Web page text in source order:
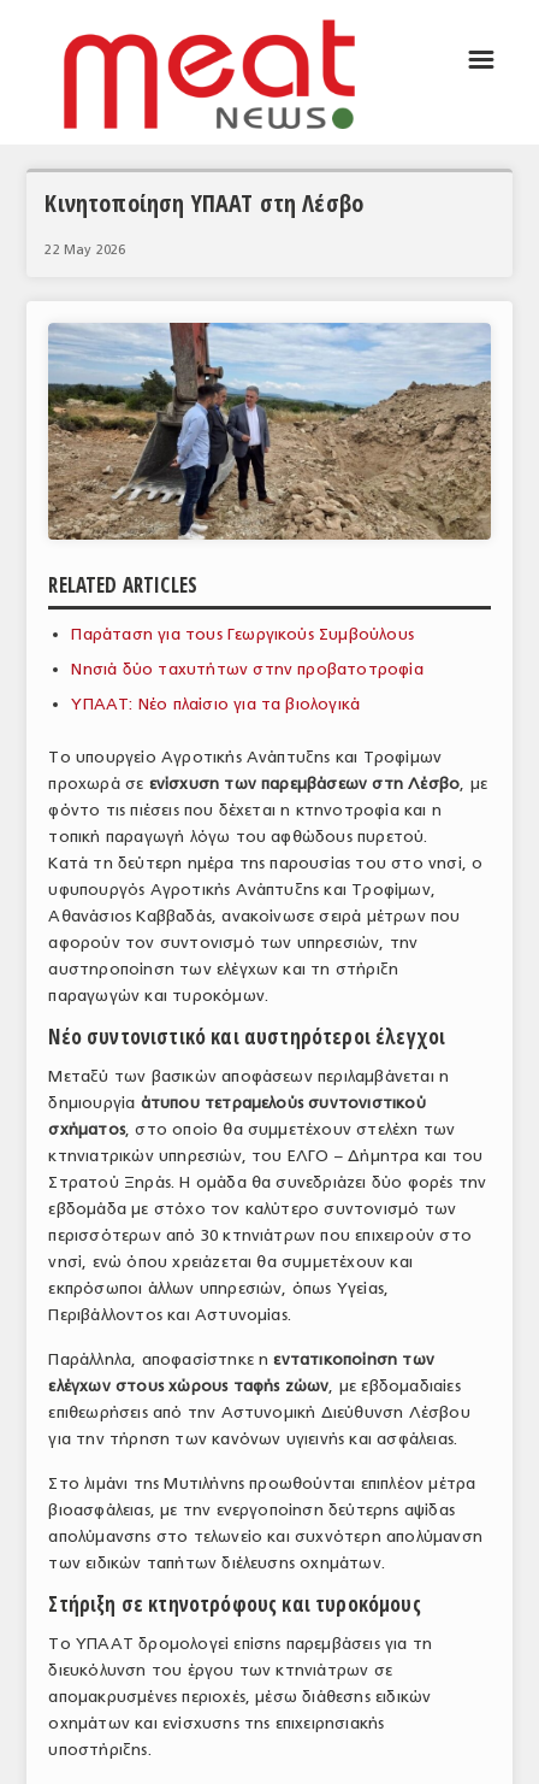
ΑΝΑΛΥΣΕΙΣ
ΚΟΣΜΟΣ
ΕΙΔΗΣΕΙΣ
ΕΥΡΩΠΑΪΚΕΣ ΑΠΟΦΑΣΕΙΣ
ΘΕΜΑΤΑ
ΑΝΑΛΥΣΕΙΣ
ΠΑΡΑΓΩΓΗ & ΕΜΠΟΡΙΑ
ΠΡΩΤΕΣ ΥΛΕΣ
ΕΞΟΠΛΙΣΜΟΣ
ΥΠΗΡΕΣΙΕΣ
ΕΜΠΟΡΙΚΟΙ ΑΝΤΙΠΡΟΣΩΠΟΙ
ΕΛΛΗΝΙΚΗ ΝΟΜΟΘΕΣΙΑ
ΤΟ ΠΕΡΙΟΔΙΚΟ
Profile
ΑΡΧΕΙΟ ΤΕΥΧΩΝ
ΣΥΝΕΔΡΙΟ ΚΡΕΑΤΟΣ
☰
Κινητοποίηση ΥΠΑΑΤ στη Λέσβο
22 May 2026
RELATED ARTICLES
Παράταση για τους Γεωργικούς Συμβούλους
Νησιά δύο ταχυτήτων στην προβατοτροφία
ΥΠΑΑΤ: Νέο πλαίσιο για τα βιολογικά
Το υπουργείο Αγροτικής Ανάπτυξης και Τροφίμων
προχωρά σε ενίσχυση των παρεμβάσεων στη Λέσβο, με
φόντο τις πιέσεις που δέχεται η κτηνοτροφία και η
τοπική παραγωγή λόγω του αφθώδους πυρετού.
Κατά τη δεύτερη ημέρα της παρουσίας του στο νησί, ο
υφυπουργός Αγροτικής Ανάπτυξης και Τροφίμων,
Αθανάσιος Καββαδάς, ανακοίνωσε σειρά μέτρων που
αφορούν τον συντονισμό των υπηρεσιών, την
αυστηροποίηση των ελέγχων και τη στήριξη
παραγωγών και τυροκόμων.
Νέο συντονιστικό και αυστηρότεροι έλεγχοι
Μεταξύ των βασικών αποφάσεων περιλαμβάνεται η
δημιουργία άτυπου τετραμελούς συντονιστικού
σχήματος, στο οποίο θα συμμετέχουν στελέχη των
κτηνιατρικών υπηρεσιών, του ΕΛΓΟ – Δήμητρα και του
Στρατού Ξηράς. Η ομάδα θα συνεδριάζει δύο φορές την
εβδομάδα με στόχο τον καλύτερο συντονισμό των
περισσότερων από 30 κτηνιάτρων που επιχειρούν στο
νησί, ενώ όπου χρειάζεται θα συμμετέχουν και
εκπρόσωποι άλλων υπηρεσιών, όπως Υγείας,
Περιβάλλοντος και Αστυνομίας.
Παράλληλα, αποφασίστηκε ηεντατικοποίηση των
ελέγχων στους χώρους ταφής ζώων, με εβδομαδιαίες
επιθεωρήσεις από την Αστυνομική Διεύθυνση Λέσβου
για την τήρηση των κανόνων υγιεινής και ασφάλειας.
Στο λιμάνι της Μυτιλήνης προωθούνται επιπλέον μέτρα
βιοασφάλειας, με την ενεργοποίηση δεύτερης αψίδας
απολύμανσης στο τελωνείο και συχνότερη απολύμανση
των ειδικών ταπήτων διέλευσης οχημάτων.
Στήριξη σε κτηνοτρόφους και τυροκόμους
Το ΥΠΑΑΤ δρομολογεί επίσης παρεμβάσεις για τη
διευκόλυνση του έργου των κτηνιάτρων σε
απομακρυσμένες περιοχές, μέσω διάθεσης ειδικών
οχημάτων και ενίσχυσης της επιχειρησιακής
υποστήριξης.